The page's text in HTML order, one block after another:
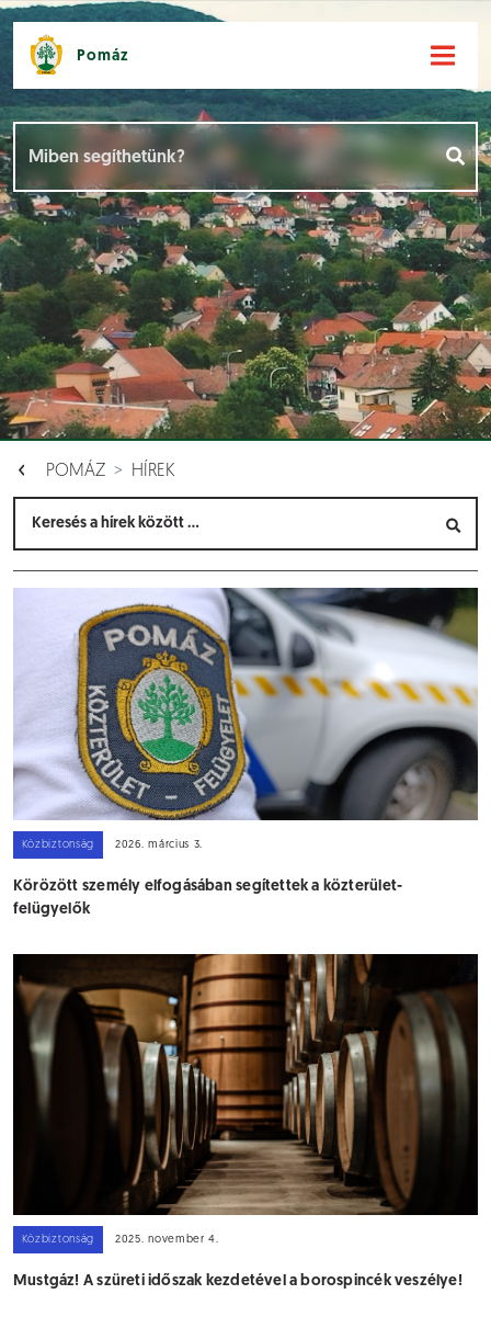
Pomáz
POMÁZ HÍREK
Közbiztonság 2026. március 3.
Körözött személy elfogásában segítettek a közterület-
felügyelők
Közbiztonság 2025. november 4.
Mustgáz! A szüreti időszak kezdetével a borospincék veszélye!
Események []
Dokumentumok [ ]
Aloldalak []